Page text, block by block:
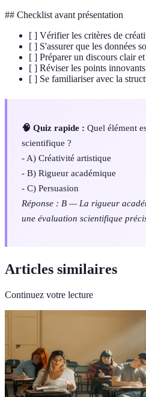
## Checklist avant présentation
[ ] Vérifier les critères de
[ ] S'assurer que les données
[ ] Préparer un discours clair
[ ] Réviser les points
[ ] Se familiariser avec la
🧠 Quiz rapide : Quel élément
scientifique ?
- A) Créativité artistique
- B) Rigueur académique
- C) Persuasion
Réponse : B — La rigueur
une évaluation scientifique
Articles similaires
Continuez votre lecture